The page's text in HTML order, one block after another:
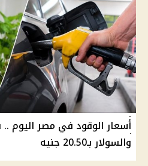
والسولار بـ20.50 جنيه